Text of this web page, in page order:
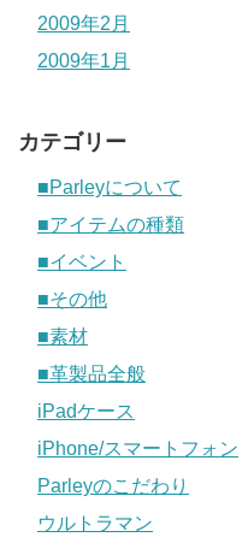
2009年2月
2009年1月
カテゴリー
■Parleyについて
■アイテムの種類
■イベント
■その他
■素材
■革製品全般
iPadケース
iPhone/スマートフォン
Parleyのこだわり
ウルトラマン